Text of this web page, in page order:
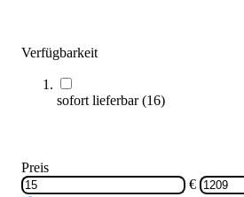
Verfügbarkeit
sofort lieferbar(16)
Preis
€